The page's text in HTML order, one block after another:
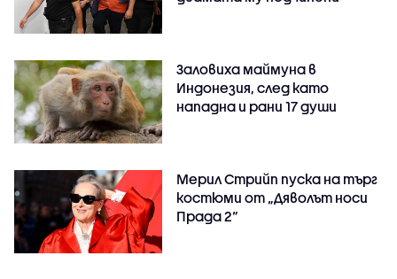
Заловиха маймуна в
Индонезия, след като
нападна и рани 17 души
Мерил Стрийп пуска на търг
костюми от „Дяволът носи
Прада 2“